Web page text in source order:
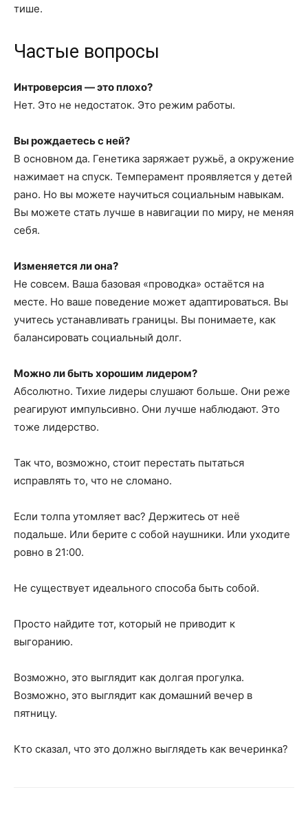
тише.
Частые вопросы
Интроверсия — это плохо?
Нет. Это не недостаток. Это режим работы.
Вы рождаетесь с ней?
В основном да. Генетика заряжает ружьё, а окружение
нажимает на спуск. Темперамент проявляется у детей
рано. Но вы можете научиться социальным навыкам.
Вы можете стать лучше в навигации по миру, не меняя
себя.
Изменяется ли она?
Не совсем. Ваша базовая «проводка» остаётся на
месте. Но ваше поведение может адаптироваться. Вы
учитесь устанавливать границы. Вы понимаете, как
балансировать социальный долг.
Можно ли быть хорошим лидером?
Абсолютно. Тихие лидеры слушают больше. Они реже
реагируют импульсивно. Они лучше наблюдают. Это
тоже лидерство.
Так что, возможно, стоит перестать пытаться
исправлять то, что не сломано.
Если толпа утомляет вас? Держитесь от неё
подальше. Или берите с собой наушники. Или уходите
ровно в 21:00.
Не существует идеального способа быть собой.
Просто найдите тот, который не приводит к
выгоранию.
Возможно, это выглядит как долгая прогулка.
Возможно, это выглядит как домашний вечер в
пятницу.
Кто сказал, что это должно выглядеть как вечеринка?